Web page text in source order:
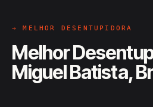
→ MELHOR DESENTUPIDORA
Melhor
Miguel Batista,